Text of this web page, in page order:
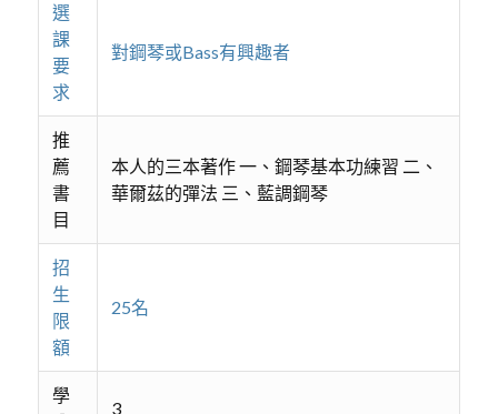
選
課
要
求
對鋼琴或Bass有興趣者
推
薦
書
目
本人的三本著作 一、鋼琴基本功練習 二、
華爾茲的彈法 三、藍調鋼琴
招
生
限
額
25名
學
3